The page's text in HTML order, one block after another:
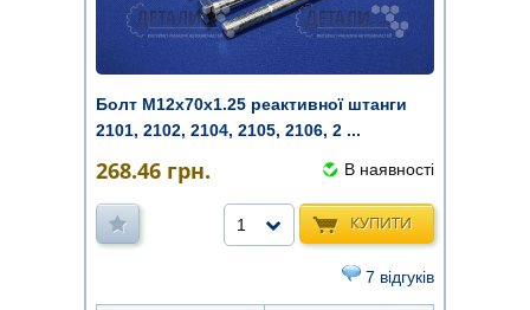
Болт М12x70х1.25 реактивної штанги
2101, 2102, 2104, 2105, 2106, 2 ...
268.46 грн. В наявності
КУПИТИ
1
7 відгуків